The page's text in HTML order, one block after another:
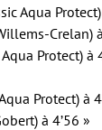
Aqua Protect)
Crelan)
Protect) à
Protect) à
à 4’56 »